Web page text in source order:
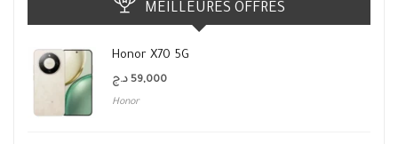
MEILLEURES OFFRES
Honor X70 5G
59,000 د.ج
Honor